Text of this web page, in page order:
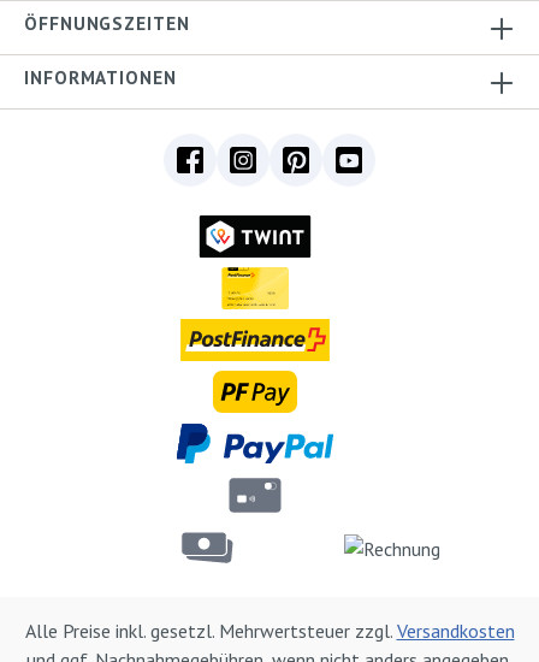
ÖFFNUNGSZEITEN
INFORMATIONEN
Alle Preise inkl. gesetzl. Mehrwertsteuer zzgl. Versandkosten